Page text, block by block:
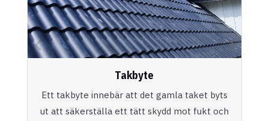
Takbyte
Ett takbyte innebär att det gamla taket byts
ut att säkerställa ett tätt skydd mot fukt och